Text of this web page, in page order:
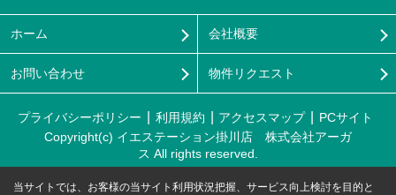
ホーム 会社概要
お問い合わせ 物件リクエスト
プライバシーポリシー 利用規約 アクセスマップ
PCサイト
Copyright(c) イエステーション掛川店 株式会社アーガ
ス All rights reserved.
当サイトでは、お客様の当サイト利用状況把握、サービス向上検討を目的と